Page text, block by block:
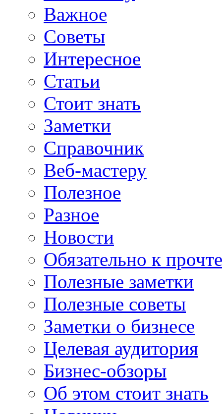
Важное
Советы
Интересное
Статьи
Стоит знать
Заметки
Справочник
Веб-мастеру
Полезное
Разное
Новости
Обязательно к
Полезные заметки
Полезные советы
Заметки о бизнесе
Целевая аудитория
Бизнес-обзоры
Об этом стоит знать